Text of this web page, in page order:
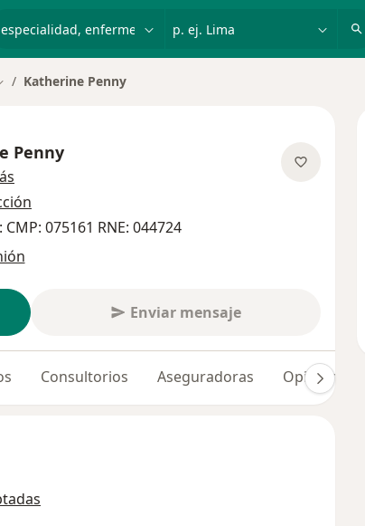
de ciudad
Katherine Penny
Penny
075161 RNE: 044724
Enviar mensaje
Consultorios Aseguradoras Opiniones (2)